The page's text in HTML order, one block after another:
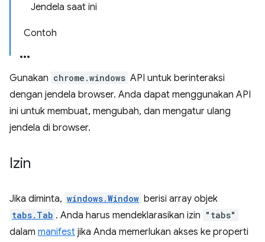
Jendela saat ini
Contoh
Gunakan chrome.windows API untuk berinteraksi
dengan jendela browser. Anda dapat menggunakan API
ini untuk membuat, mengubah, dan mengatur ulang
jendela di browser.
Izin
Jika diminta, windows.Window berisi array objek
tabs.Tab . Anda harus mendeklarasikan izin "tabs"
dalam manifest jika Anda memerlukan akses ke properti